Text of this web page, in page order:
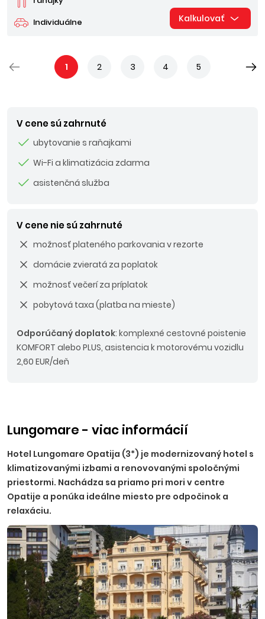
Individuálne Kalkulovať
1 2 3 4 5
V cene sú zahrnuté
ubytovanie s raňajkami
Wi-Fi a klimatizácia zdarma
asistenčná služba
V cene nie sú zahrnuté
možnosť plateného parkovania v rezorte
domácie zvieratá za poplatok
možnosť večerí za príplatok
pobytová taxa (platba na mieste)
Odporúčaný doplatok: komplexné cestovné poistenie
KOMFORT alebo PLUS, asistencia k motorovému vozidlu
2,60 EUR/deň
Lungomare - viac informácií
Hotel Lungomare Opatija (3*) je modernizovaný hotel s
klimatizovanými izbami a renovovanými spoločnými
priestormi. Nachádza sa priamo pri mori v centre
Opatije a ponúka ideálne miesto pre odpočinok a
relaxáciu.